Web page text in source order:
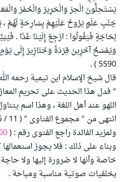
يَسْتَحِلُّونَ الْحِرَ وَالْحَرِيرَ وَالْخَمْرَ
جَنْبِ عَلَمٍ يَرُوحُ عَلَيْهِمْ بِسَارِحَةٍ لَهُمْ ،
لِحَاجَةٍ فَيَقُولُوا : ارْجِعْ إِلَيْنَا غَدًا‏ .‏
وَيَمْسَخُ آخَرِينَ قِرَدَةً وَخَنَازِيرَ إِلَى يَوْمِ
5590 ) .
قال شيخ الإسلام ابن تيمية رحمه
" فدل هذا الحديث على تحريم
اللهو عند أهل اللغة ، وهذا اسم
انتهى من " مجموع الفتاوى " ( 11 / 535 ) .
ولمزيد الفائدة راجع الفتوى رقم : (
وبناء على ذلك : فلا يجوز
خاصة وأنها لا ضرورة إليها ولا
بخلفيات صوتية مناسبة ومباحة .